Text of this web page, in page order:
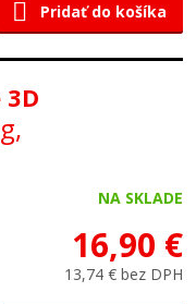
Pridať do košíka
NA SKLADE
16,90 €
13,74 € bez DPH